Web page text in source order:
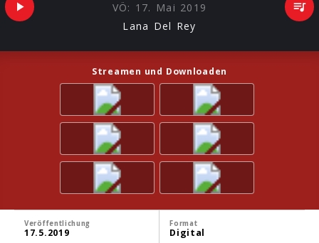
VÖ: 17. Mai 2019
Lana Del Rey
Streamen und Downloaden
Veröffentlichung
17.5.2019
Format
Digital